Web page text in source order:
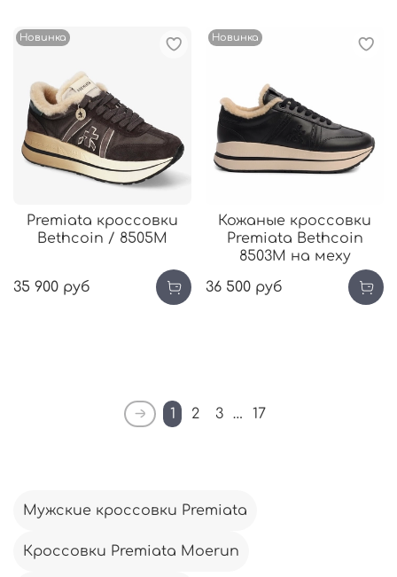
Новинка
Premiata кроссовки
Bethcoin / 8505М
35 900 руб
Новинка
Кожаные кроссовки
Premiata Bethcoin
8503М на меху
36 500 руб
1 2 3 … 17
Мужские кроссовки Premiata
Кроссовки Premiata Moerun